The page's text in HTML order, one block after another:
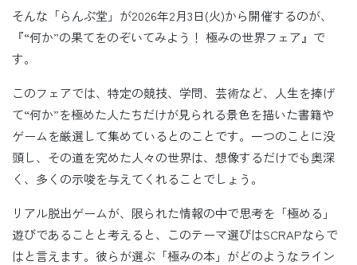
そんな「らんぷ堂」が2026年2月3日(火)から開催するのが、
『“何か”の果てをのぞいてみよう！ 極みの世界フェア』で
す。
このフェアでは、特定の競技、学問、芸術など、人生を捧げ
て“何か”を極めた人たちだけが見られる景色を描いた書籍や
ゲームを厳選して集めているとのことです。一つのことに没
頭し、その道を究めた人々の世界は、想像するだけでも奥深
く、多くの示唆を与えてくれることでしょう。
リアル脱出ゲームが、限られた情報の中で思考を「極める」
遊びであることと考えると、このテーマ選びはSCRAPならで
はと言えます。彼らが選ぶ「極みの本」がどのようなライン